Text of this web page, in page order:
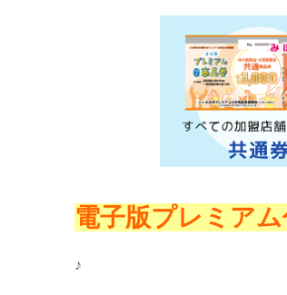
電子版プレミア
♪